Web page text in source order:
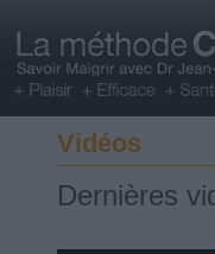
Vidéos
Dernières